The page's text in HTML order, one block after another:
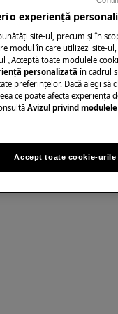
Solicită asistenţă
Ai o problemă cu
nu o poţi rezolva
ul zanussi și
Rezervă serviciu
o experienţă
site-ul, precum și în
modul în care utilizezi site-
toate modulele
personalizată în cadrul
preferinţelor. Dacă alegi să
ce poate afecta experienţa
Avizul privind
Accept toate cookie-urile